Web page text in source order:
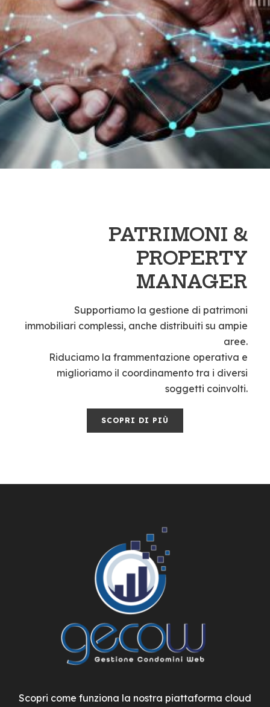
PATRIMONI &
PROPERTY
MANAGER
Supportiamo la gestione di patrimoni
immobiliari complessi, anche distribuiti su ampie
aree.
Riduciamo la frammentazione operativa e
miglioriamo il coordinamento tra i diversi
soggetti coinvolti.
SCOPRI DI PIÙ
Scopri come funziona la nostra piattaforma cloud